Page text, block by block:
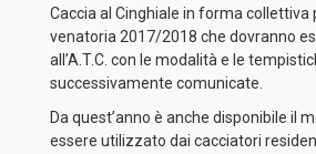
Caccia al Cinghiale in forma collettiva
venatoria 2017/2018 che dovranno
all’A.T.C. con le modalità e le
successivamente comunicate.
Da quest’anno è anche disponibile il
essere utilizzato dai cacciatori